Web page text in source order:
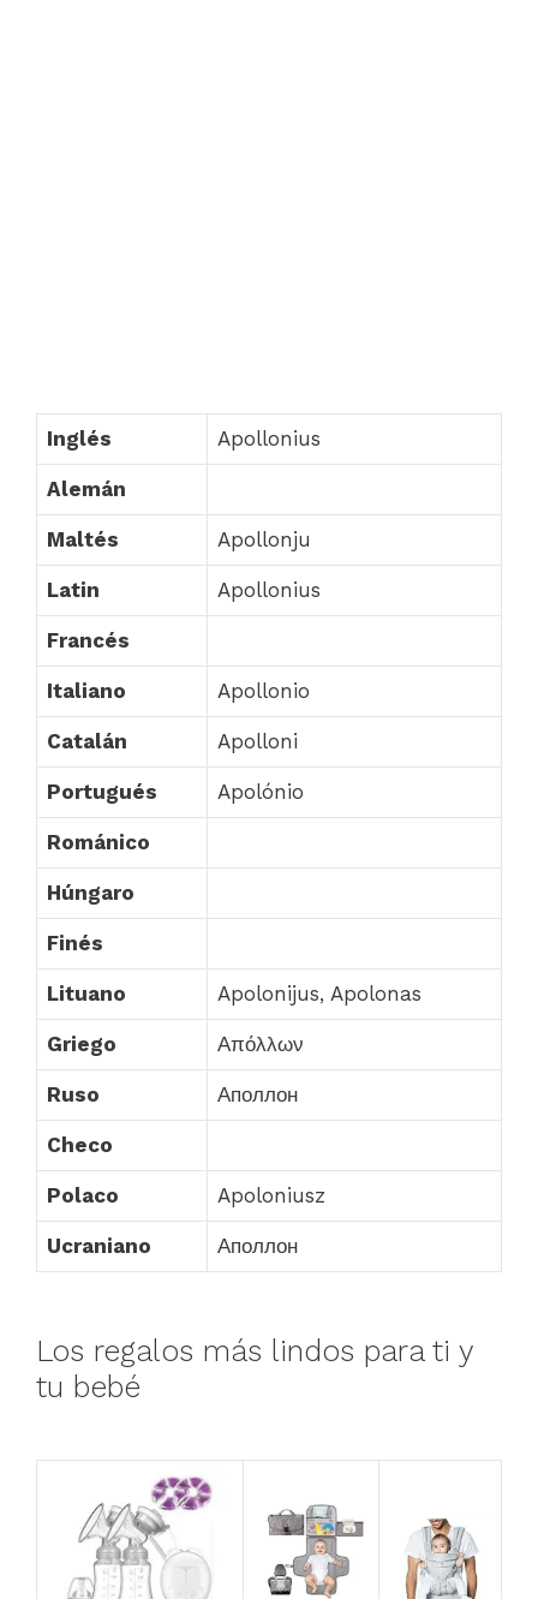
Inglés Apollonius
Alemán
Maltés Apollonju
Latin Apollonius
Francés
Italiano Apollonio
Catalán Apolloni
Portugués Apolónio
Románico
Húngaro
Finés
Lituano Apolonijus, Apolonas
Griego Απόλλων
Ruso Аполлон
Checo
Polaco Apoloniusz
Ucraniano Аполлон
Los regalos más lindos para ti y
tu bebé